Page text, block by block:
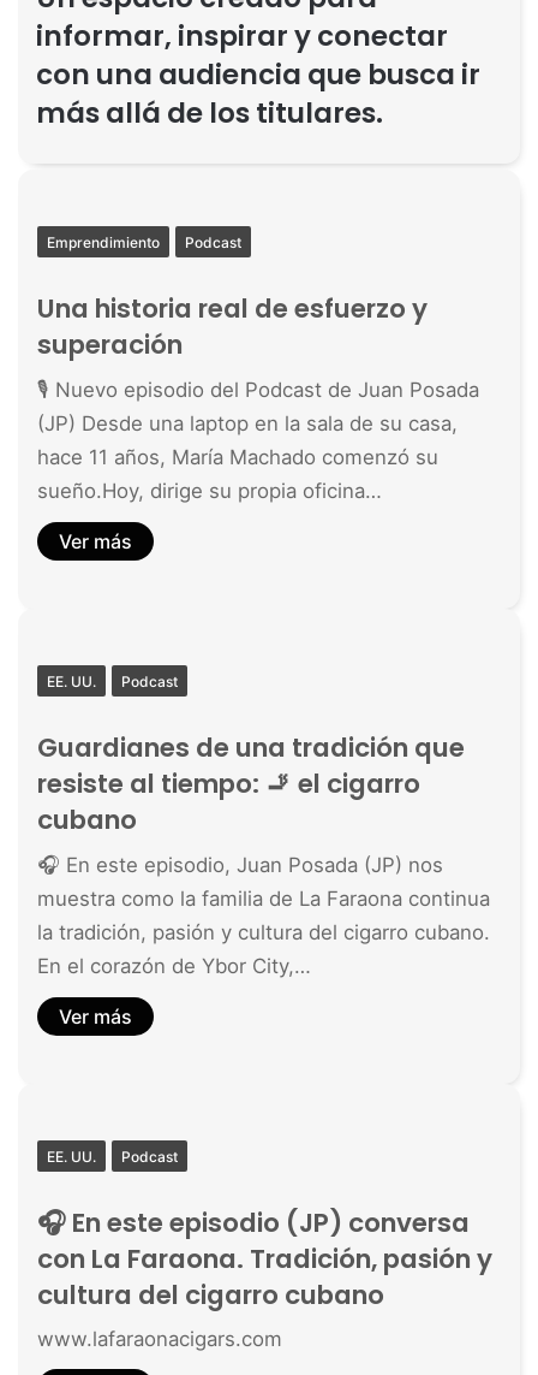
informar, inspirar y conectar
con una audiencia que busca ir
más allá de los titulares.
Emprendimiento Podcast
Una historia real de esfuerzo y
superación
🎙 Nuevo episodio del Podcast de Juan Posada
(JP) Desde una laptop en la sala de su casa,
hace 11 años, María Machado comenzó su
sueño.Hoy, dirige su propia oficina…
Ver más
EE. UU. Podcast
Guardianes de una tradición que
resiste al tiempo: 🚬 el cigarro
cubano
🎧 En este episodio, Juan Posada (JP) nos
muestra como la familia de La Faraona continua
la tradición, pasión y cultura del cigarro cubano.
En el corazón de Ybor City,…
Ver más
EE. UU. Podcast
🎧 En este episodio (JP) conversa
con La Faraona. Tradición, pasión y
cultura del cigarro cubano
www.lafaraonacigars.com